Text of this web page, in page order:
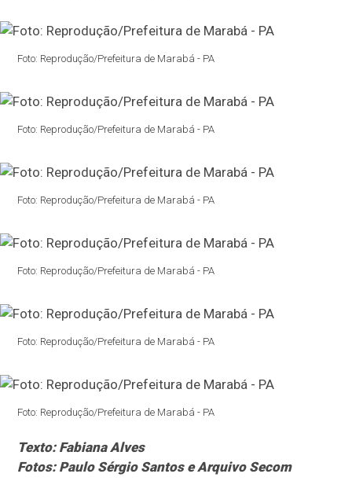
Foto: Reprodução/Prefeitura de Marabá - PA
Foto: Reprodução/Prefeitura de Marabá - PA
Foto: Reprodução/Prefeitura de Marabá - PA
Foto: Reprodução/Prefeitura de Marabá - PA
Foto: Reprodução/Prefeitura de Marabá - PA
Foto: Reprodução/Prefeitura de Marabá - PA
Texto: Fabiana Alves
Fotos: Paulo Sérgio Santos e Arquivo Secom